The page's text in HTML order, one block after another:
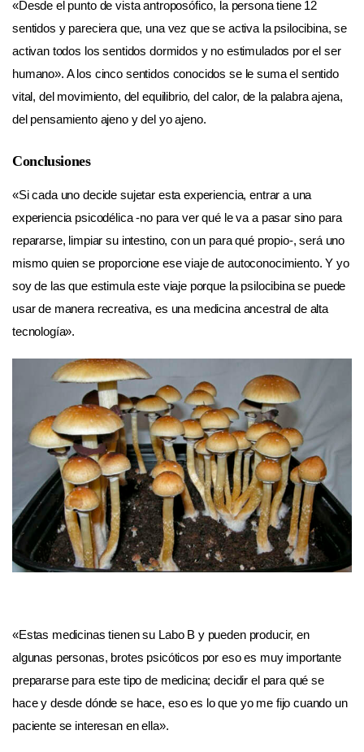
«Desde el punto de vista antroposófico, la persona tiene 12
sentidos y pareciera que, una vez que se activa la psilocibina, se
activan todos los sentidos dormidos y no estimulados por el ser
humano». A los cinco sentidos conocidos se le suma el sentido
vital, del movimiento, del equilibrio, del calor, de la palabra ajena,
del pensamiento ajeno y del yo ajeno.
Conclusiones
«Si cada uno decide sujetar esta experiencia, entrar a una
experiencia psicodélica -no para ver qué le va a pasar sino para
repararse, limpiar su intestino, con un para qué propio-, será uno
mismo quien se proporcione ese viaje de autoconocimiento. Y yo
soy de las que estimula este viaje porque la psilocibina se puede
usar de manera recreativa, es una medicina ancestral de alta
tecnología».
«Estas medicinas tienen su Labo B y pueden producir, en
algunas personas, brotes psicóticos por eso es muy importante
prepararse para este tipo de medicina; decidir el para qué se
hace y desde dónde se hace, eso es lo que yo me fijo cuando un
paciente se interesan en ella».